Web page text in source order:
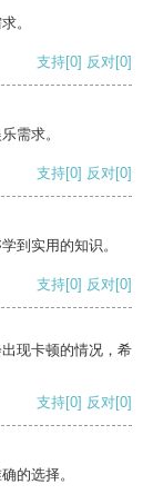
。
支持[0] 反对[0]
需求。
支持[0] 反对[0]
到实用的知识。
支持[0] 反对[0]
现卡顿的情况，希
支持[0] 反对[0]
的选择。